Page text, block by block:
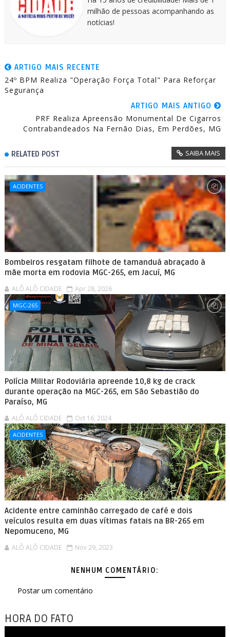
milhão de pessoas acompanhando as
notícias!
ARTIGO MAIS RECENTE
24º BPM Realiza "Operação Força Total" Para Reforçar
Segurança
ARTIGO MAIS ANTIGO
PRF Realiza Apreensão Monumental De Cigarros
Contrabandeados Na Fernão Dias, Em Perdões, MG
RELATED POST SAIBA MAIS
ACIDENTES
Bombeiros resgatam filhote de tamanduá abraçado à
mãe morta em rodovia MGC-265, em Jacuí, MG
ALÔ ALÔ CIDADE Apr 28, 2026
MGC-265
Polícia Militar Rodoviária apreende 10,8 kg de crack
durante operação na MGC-265, em São Sebastião do
Paraíso, MG
ALÔ ALÔ CIDADE Oct 16, 2024
ACIDENTES
Acidente entre caminhão carregado de café e dois
veículos resulta em duas vítimas fatais na BR-265 em
Nepomuceno, MG
ALÔ ALÔ CIDADE Nov 29, 2023
NENHUM COMENTÁRIO:
Postar um comentário
HORA DO FATO